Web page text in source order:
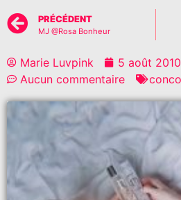
PRÉCÉDENT
MJ @Rosa Bonheur
Marie Luvpink 5 août 2010
Aucun commentaire